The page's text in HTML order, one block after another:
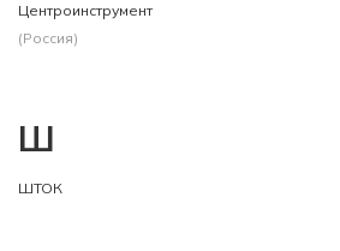
Центроинструмент
(Россия)
Ш
ШТОК